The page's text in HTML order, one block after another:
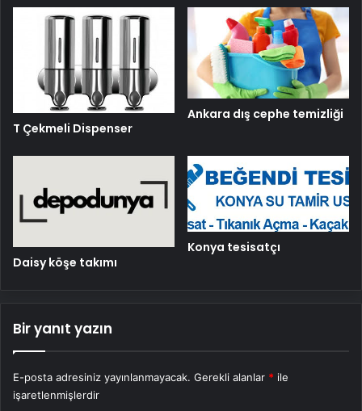
T Çekmeli Dispenser
Ankara dış cephe temizliği
Daisy köşe takımı
Konya tesisatçı
Bir yanıt yazın
E-posta adresiniz yayınlanmayacak. Gerekli alanlar * ile
işaretlenmişlerdir